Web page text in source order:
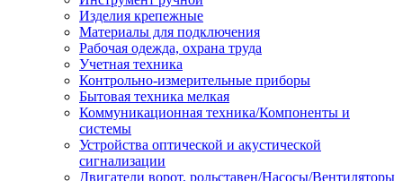
Изделия крепежные
Материалы для подключения
Рабочая одежда, охрана труда
Учетная техника
Контрольно-измерительные приборы
Бытовая техника мелкая
Коммуникационная техника/Компоненты и
системы
Устройства оптической и акустической
сигнализации
Двигатели ворот, рольставен/Насосы/Вентиляторы